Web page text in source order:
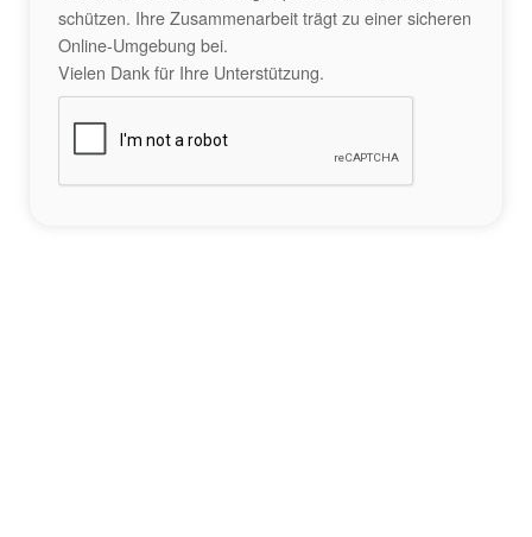
schützen. Ihre Zusammenarbeit trägt zu einer sicheren
Online-Umgebung bei.
Vielen Dank für Ihre Unterstützung.